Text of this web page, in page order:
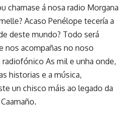
chamase á nosa radio Morgana
Acaso Penélope tecería a
deste mundo? Todo será
nos acompañas no noso
radiofónico As mil e unha onde,
historias e a música,
un chisco máis ao legado da